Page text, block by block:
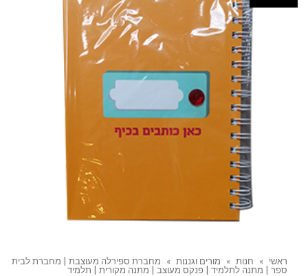
ראשי » חנות » מורים וגננות »
מחברת ספירלה מעוצבת | מחברת לבית
ספר | מתנה לתלמיד | פנקס מעוצב | מתנה מקורית | תלמיד